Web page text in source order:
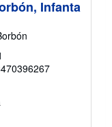
Infanta